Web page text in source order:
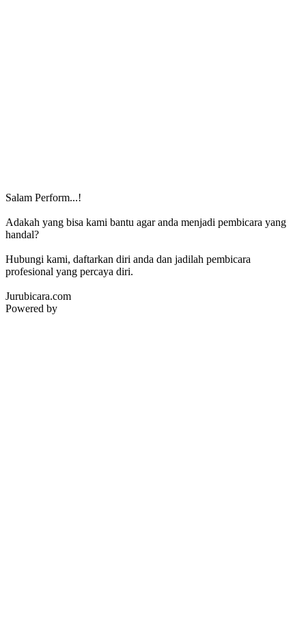
Salam Perform...!
Adakah yang bisa kami bantu agar anda menjadi pembicara yang
handal?
Hubungi kami, daftarkan diri anda dan jadilah pembicara
profesional yang percaya diri.
Jurubicara.com
Powered by